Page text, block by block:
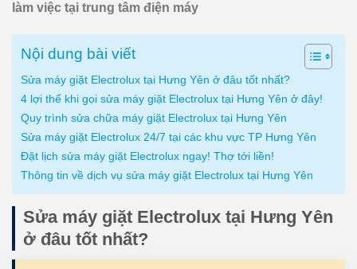
làm việc tại trung tâm điện máy
Nội dung bài viết
Sửa máy giặt Electrolux tại Hưng Yên ở đâu tốt nhất?
4 lợi thế khi gọi sửa máy giặt Electrolux tại Hưng Yên ở đây!
Quy trình sửa chữa máy giặt Electrolux tại Hưng Yên
Sửa máy giặt Electrolux 24/7 tại các khu vực TP Hưng Yên
Đặt lịch sửa máy giặt Electrolux ngay! Thợ tới liền!
Thông tin về dịch vụ sửa máy giặt Electrolux tại Hưng Yên
Sửa máy giặt Electrolux tại Hưng Yên
ở đâu tốt nhất?